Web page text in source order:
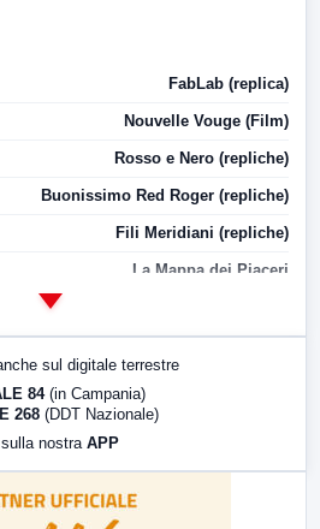
FabLab (replica)
Nouvelle Vouge (Film)
Rosso e Nero (repliche)
Buonissimo Red Roger (repliche)
Fili Meridiani (repliche)
La Mappa dei Piaceri
sul digitale terrestre
84 (in Campania)
268 (DDT Nazionale)
sulla nostra APP